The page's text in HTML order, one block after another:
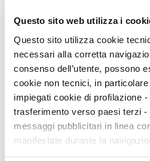
Questo sito web utilizza i
Questo sito utilizza cookie
necessari alla corretta
consenso dell’utente, possono
cookie non tecnici, in
impiegati cookie di profilazione
trasferimento verso paesi terzi -
messaggi pubblicitari in linea
manifestate durante la
sostegno per gli artisti spesso all’inizio
convenzionali del dibattito odierno – a
significa costruire un ponte essenziale tra
Marta Santacatterina
back
Magazine menu